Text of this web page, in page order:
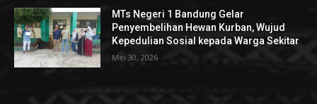
MTs Negeri 1 Bandung Gelar
Penyembelihan Hewan Kurban, Wujud
Kepedulian Sosial kepada Warga Sekitar
Mei 30, 2026